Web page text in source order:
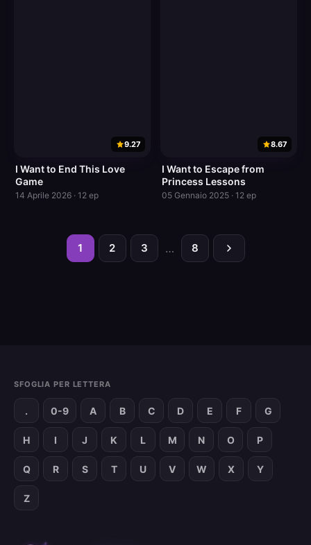
9.27
I Want to End This Love
Game
14 Aprile 2026 · 12 ep
8.67
I Want to Escape from
Princess Lessons
05 Gennaio 2025 · 12 ep
1 2 3 … 8
SFOGLIA PER LETTERA
. 0-9 A B C D E F G
H I J K L M N O P
Q R S T U V W X Y
Z